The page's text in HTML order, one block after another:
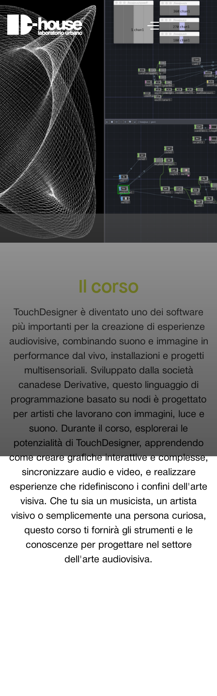
Il corso
TouchDesigner è diventato uno dei software
più importanti per la creazione di esperienze
audiovisive, combinando suono e immagine in
performance dal vivo, installazioni e progetti
multisensoriali. Sviluppato dalla società
canadese Derivative, questo linguaggio di
programmazione basato su nodi è progettato
per artisti che lavorano con immagini, luce e
suono. Durante il corso, esplorerai le
potenzialità di TouchDesigner, apprendendo
come creare grafiche interattive e complesse,
sincronizzare audio e video, e realizzare
esperienze che ridefiniscono i confini dell'arte
visiva. Che tu sia un musicista, un artista
visivo o semplicemente una persona curiosa,
questo corso ti fornirà gli strumenti e le
conoscenze per progettare nel settore
dell'arte audiovisiva.